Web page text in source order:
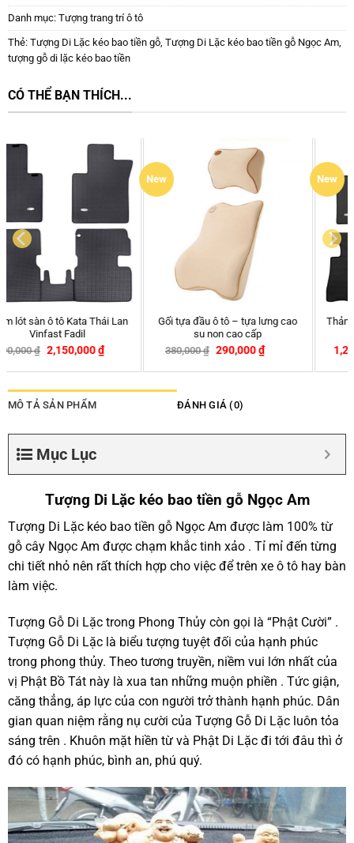
Danh mục: Tượng trang trí ô tô
Thẻ: Tượng Di Lặc kéo bao tiền gỗ, Tượng Di Lặc kéo bao tiền gỗ Ngọc Am,
tượng gỗ di lặc kéo bao tiền
CÓ THỂ BẠN THÍCH...
Gối tựa đầu ô tô – tựa lưng cao
su non cao cấp
380,000₫ 290,000
Thảm lót sàn ô tô Kata Chevrolet
Captiva
1,200,000₫ –
MÔ TẢ SẢN PHẨM ĐÁNH GIÁ (0)
Mục Lục
Tượng Di Lặc kéo bao tiền gỗ Ngọc Am
Tượng Di Lặc kéo bao tiền gỗ Ngọc Am được làm 100% từ
gỗ cây Ngọc Am được chạm khắc tinh xảo . Tỉ mỉ đến từng
chi tiết nhỏ nên rất thích hợp cho việc để trên xe ô tô hay bàn
làm việc.
Tượng Gỗ Di Lặc trong Phong Thủy còn gọi là “Phật Cười” .
Tượng Gỗ Di Lặc là biểu tượng tuyệt đối của hạnh phúc
trong phong thủy. Theo tương truyền, niềm vui lớn nhất của
vị Phật Bồ Tát này là xua tan những muộn phiền . Tức giận,
căng thẳng, áp lực của con người trở thành hạnh phúc. Dân
gian quan niệm rằng nụ cười của Tượng Gỗ Di Lặc luôn tỏa
sáng trên . Khuôn mặt hiền từ và Phật Di Lặc đi tới đâu thì ở
đó có hạnh phúc, bình an, phú quý.